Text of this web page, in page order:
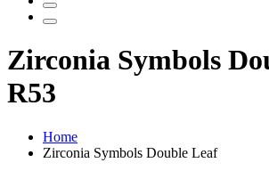
Zirconia Symbols
R53
Home
Zirconia Symbols Double Leaf